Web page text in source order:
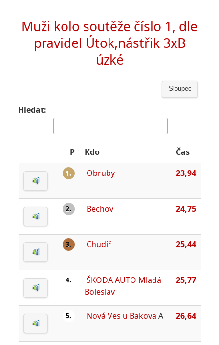
Muži kolo soutěže číslo 1, dle
pravidel Útok,nástřik 3xB
úzké
Sloupec
Hledat:
P Kdo Čas
1. Obruby 23,94
2. Bechov 24,75
3. Chudíř 25,44
4.
ŠKODA AUTO Mladá
Boleslav
25,77
5. Nová Ves u Bakova A 26,64